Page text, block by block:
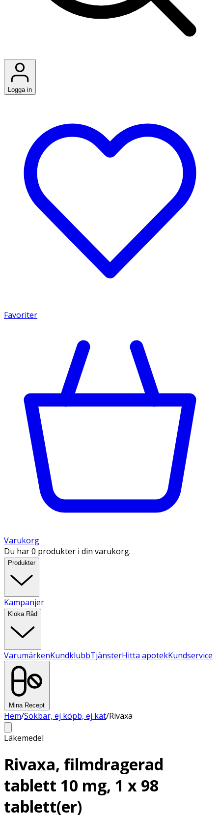
Logga in
Favoriter
Varukorg
Du har 0 produkter i din varukorg.
Produkter
Kampanjer
Kloka Råd
VarumärkenKundklubbTjänsterHitta apotekKundservice
Mina Recept
Hem/Sökbar, ej köpb, ej kat/Rivaxa
Läkemedel
Rivaxa, filmdragerad
tablett 10 mg, 1 x 98
tablett(er)